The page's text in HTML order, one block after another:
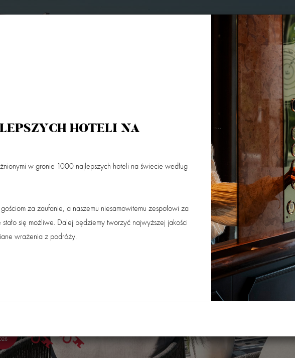
KONTAKT GALERIA
Wyjazd (noce:1) Dorośli Dzieci 0 - 3
SZUKAJ
HOTELI NA
w gronie 1000 najlepszych hoteli na świecie według
za zaufanie, a naszemu niesamowitemu zespołowi za
się możliwe. Dalej będziemy tworzyć najwyższej jakości
wrażenia z podróży.